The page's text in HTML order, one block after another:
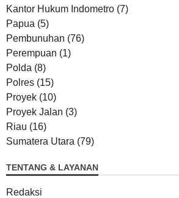
Kantor Hukum Indometro (7)
Papua (5)
Pembunuhan (76)
Perempuan (1)
Polda (8)
Polres (15)
Proyek (10)
Proyek Jalan (3)
Riau (16)
Sumatera Utara (79)
TENTANG & LAYANAN
Redaksi